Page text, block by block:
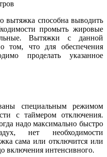
вытяжка способна выводить
промыть жировые
Вытяжки с данной
том, что для обеспечения
проделать указанное
специальным режимом
с таймером отключения.
надо максимально быстро
нет необходимости
сама или отключится или
включения интенсивного.